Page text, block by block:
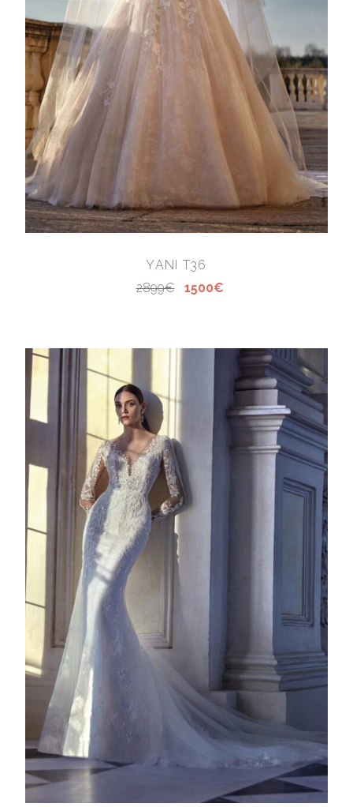
YANI T36
2899€
1500€